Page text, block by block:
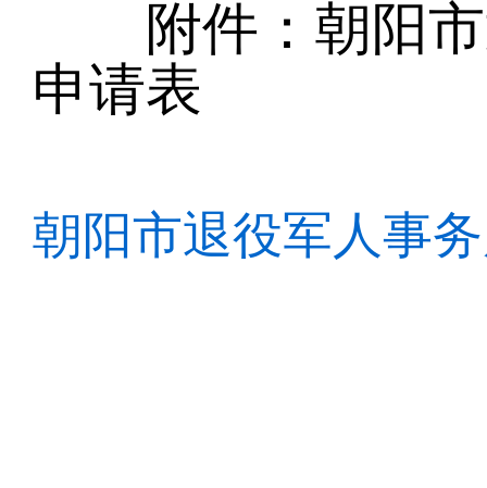
附件：朝阳市
申请表
朝阳市退役军人事